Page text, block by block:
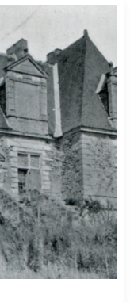
qui
la grâce au
et on en
des jardins
prairie située le
Le Lys dans la